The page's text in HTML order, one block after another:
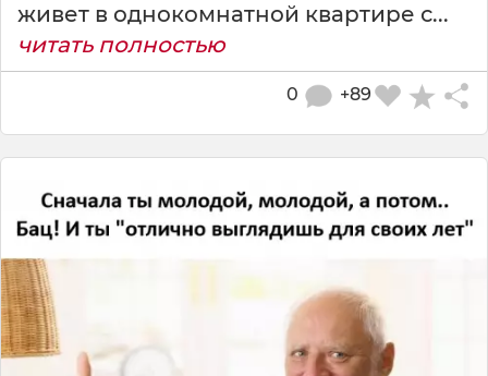
живет в однокомнатной квартире с...
читать полностью
+89
0